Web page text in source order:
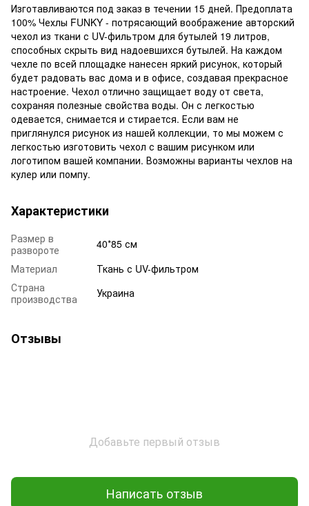
Изготавливаются под заказ в течении 15 дней. Предоплата
100% Чехлы FUNKY - потрясающий воображение авторский
чехол из ткани с UV-фильтром для бутылей 19 литров,
способных скрыть вид надоевшихся бутылей. На каждом
чехле по всей площадке нанесен яркий рисунок, который
будет радовать вас дома и в офисе, создавая прекрасное
настроение. Чехол отлично защищает воду от света,
сохраняя полезные свойства воды. Он с легкостью
одевается, снимается и стирается. Если вам не
приглянулся рисунок из нашей коллекции, то мы можем с
легкостью изготовить чехол с вашим рисунком или
логотипом вашей компании. Возможны варианты чехлов на
кулер или помпу.
Характеристики
Размер в
развороте
40*85 см
Материал
Ткань с UV-фильтром
Страна
производства
Украина
Отзывы
Добавьте первый отзыв
Написать отзыв